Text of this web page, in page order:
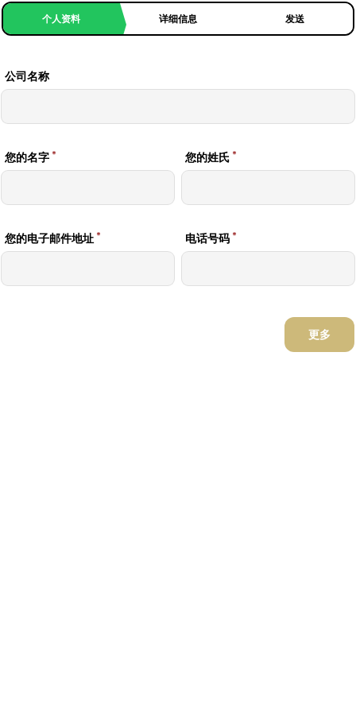
个人资料 详细信息 发送
公司名称
您的名字 * 您的姓氏 *
您的电子邮件地址 * 电话号码 *
更多